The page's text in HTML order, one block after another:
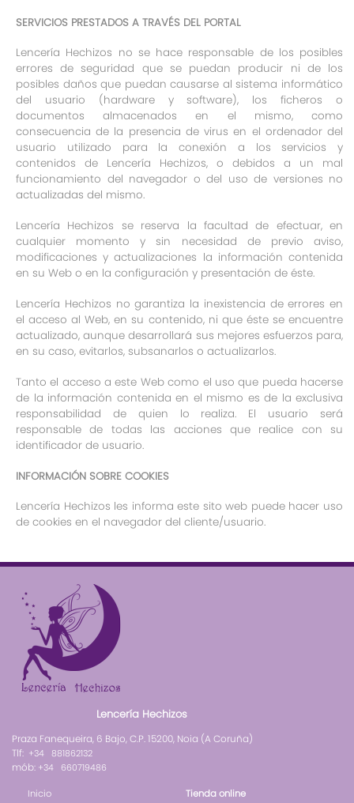
SERVICIOS PRESTADOS A TRAVÉS DEL PORTAL
Lencería Hechizos no se hace responsable de los posibles
errores de seguridad que se puedan producir ni de los
posibles daños que puedan causarse al sistema informático
del usuario (hardware y software), los ficheros o
documentos almacenados en el mismo, como
consecuencia de la presencia de virus en el ordenador del
usuario utilizado para la conexión a los servicios y
contenidos de Lencería Hechizos, o debidos a un mal
funcionamiento del navegador o del uso de versiones no
actualizadas del mismo.
Lencería Hechizos se reserva la facultad de efectuar, en
cualquier momento y sin necesidad de previo aviso,
modificaciones y actualizaciones la información contenida
en su Web o en la configuración y presentación de éste.
Lencería Hechizos no garantiza la inexistencia de errores en
el acceso al Web, en su contenido, ni que éste se encuentre
actualizado, aunque desarrollará sus mejores esfuerzos para,
en su caso, evitarlos, subsanarlos o actualizarlos.
Tanto el acceso a este Web como el uso que pueda hacerse
de la información contenida en el mismo es de la exclusiva
responsabilidad de quien lo realiza. El usuario será
responsable de todas las acciones que realice con su
identificador de usuario.
INFORMACIÓN SOBRE COOKIES
Lencería Hechizos les informa este sito web puede hacer uso
de cookies en el navegador del cliente/usuario.
Lencería Hechizos
Praza Fanequeira, 6 Bajo, C.P. 15200, Noia (A Coruña)
Tlf: +34 881862132
mób: +34 660719486
Inicio
Tienda online